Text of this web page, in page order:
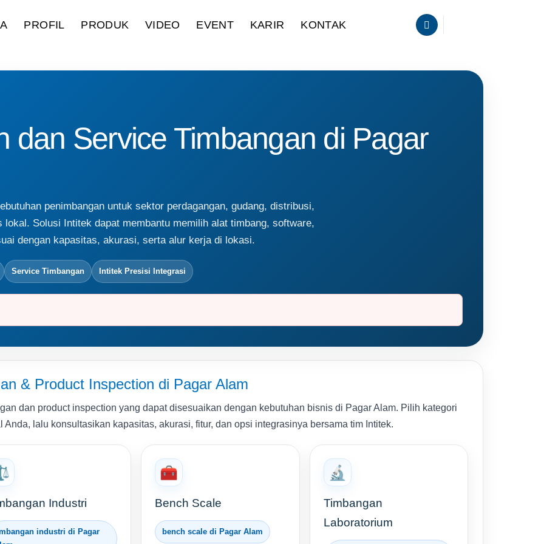
PROFIL PRODUK VIDEO EVENT KARIR KONTAK
dan Service Timbangan di Pagar
penimbangan untuk sektor perdagangan, gudang, distribusi,
Solusi Intitek dapat membantu memilih alat timbang, software,
dengan kapasitas, akurasi, serta alur kerja di lokasi.
Service Timbangan Intitek Presisi Integrasi
& Product Inspection di Pagar Alam
dan product inspection yang dapat disesuaikan dengan kebutuhan bisnis di Pagar Alam. Pilih kategori
lalu konsultasikan kapasitas, akurasi, fitur, dan opsi integrasinya bersama tim Intitek.
Industri
industri di Pagar
🧰
Bench Scale
bench scale di Pagar Alam
🔬
Timbangan
Laboratorium